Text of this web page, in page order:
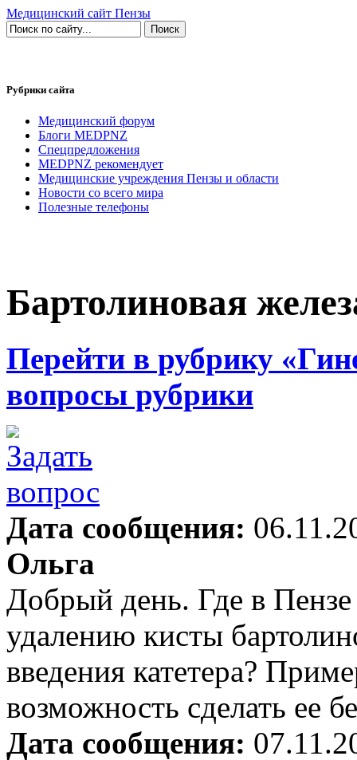
Медицинский сайт Пензы
Рубрики сайта
Медицинский форум
Блоги MEDPNZ
Спецпредложения
MEDPNZ рекомендует
Медицинские учреждения Пензы и области
Новости со всего мира
Полезные телефоны
Бартолиновая
Перейти в рубрику
вопросы рубрики
Дата сообщения:
Ольга
Добрый день. Где в
удалению кисты
введения катетера?
возможность сделать ее
Дата сообщения: